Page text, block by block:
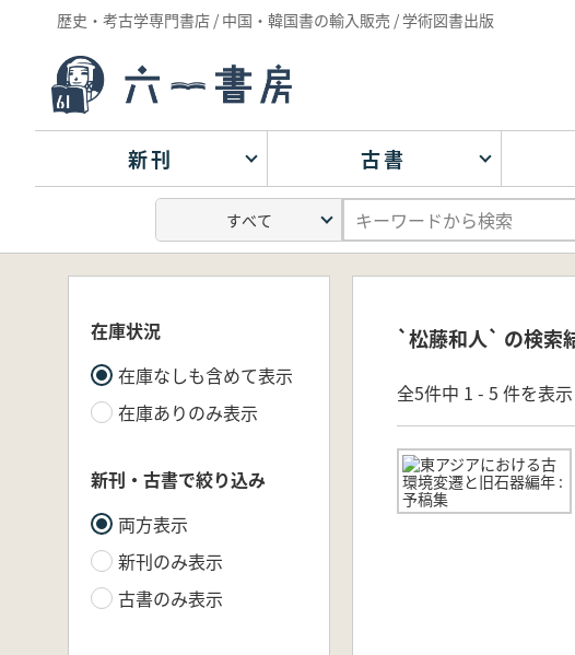
歴史・考古学専門書店 / 中国・韓国書の輸入販売 / 学術図書出版
新刊 古書
在庫状況
在庫なしも含めて表示
在庫ありのみ表示
新刊・古書で絞り込み
両方表示
新刊のみ表示
古書のみ表示
`松藤和人` の検索
全5件中 1 - 5 件を表示